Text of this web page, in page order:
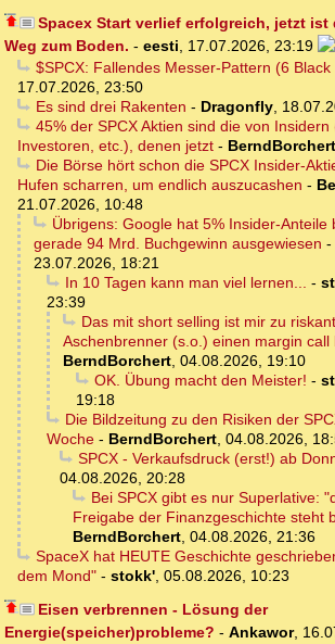
Spacex Start verlief erfolgreich, jetzt ist
Weg zum Boden. - eesti, 17.07.2026, 23:19
$SPCX: Fallendes Messer-Pattern (6 Black
17.07.2026, 23:50
Es sind drei Rakenten - Dragonfly,
45% der SPCX Aktien sind die von Insidern
Investoren, etc.), denen jetzt - BerndBorchert
Die Börse hört schon die SPCX Insider-
Hufen scharren, um endlich auszucashen -
21.07.2026, 10:48
Übrigens: Google hat 5% Insider-Anteile
gerade 94 Mrd. Buchgewinn ausgewiesen -
23.07.2026, 18:21
In 10 Tagen kann man viel lernen... -
23:39
Das mit short selling ist mir zu
Aschenbrenner (s.o.) einen margin call
BerndBorchert, 04.08.2026, 19:10
OK. Übung macht den Meister! -
19:18
Die Bildzeitung zu den Risiken der
Woche - BerndBorchert, 04.08.2026,
SPCX - Verkaufsdruck (erst!) ab
04.08.2026, 20:28
Bei SPCX gibt es nur Superlative:
Freigabe der Finanzgeschichte steht
BerndBorchert, 04.08.2026, 21:36
SpaceX hat HEUTE Geschichte
dem Mond" - stokk', 05.08.2026, 10:23
Eisen verbrennen - Lösung der
Energie(speicher)probleme? - Ankawor,